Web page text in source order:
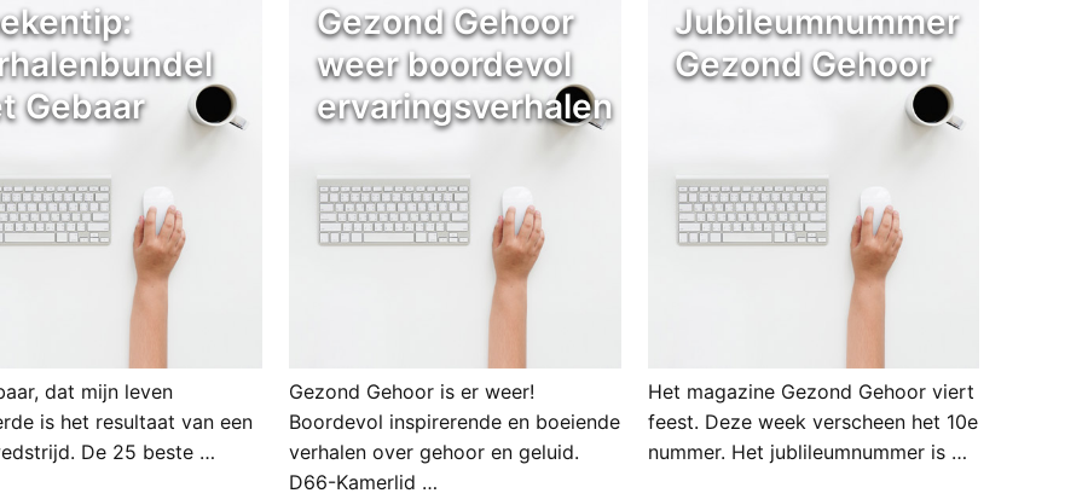
Gebaar
dat mijn leven
is het resultaat van een
De 25 beste …
Gezond Gehoor
weer boordevol
ervaringsverhalen
Gezond Gehoor is er weer!
Boordevol inspirerende en boeiende
verhalen over gehoor en geluid.
D66-Kamerlid …
Jubileumnummer
Gezond Gehoor
Het magazine Gezond Gehoor viert
feest. Deze week verscheen het 10e
nummer. Het jublileumnummer is …